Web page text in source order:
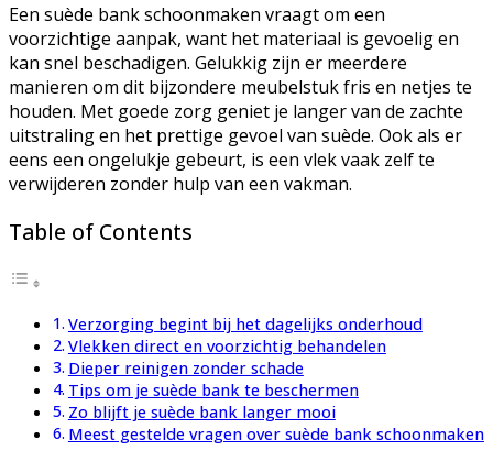
Een suède bank schoonmaken vraagt om een
voorzichtige aanpak, want het materiaal is gevoelig en
kan snel beschadigen. Gelukkig zijn er meerdere
manieren om dit bijzondere meubelstuk fris en netjes te
houden. Met goede zorg geniet je langer van de zachte
uitstraling en het prettige gevoel van suède. Ook als er
eens een ongelukje gebeurt, is een vlek vaak zelf te
verwijderen zonder hulp van een vakman.
Table of Contents
Verzorging begint bij het dagelijks onderhoud
Vlekken direct en voorzichtig behandelen
Dieper reinigen zonder schade
Tips om je suède bank te beschermen
Zo blijft je suède bank langer mooi
Meest gestelde vragen over suède bank schoonmaken